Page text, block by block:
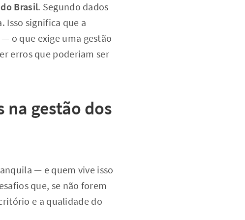
Brasil. Segundo dados
Isso significa que a
o que exige uma gestão
erros que poderiam ser
na gestão dos
— e quem vive isso
que, se não forem
e a qualidade do